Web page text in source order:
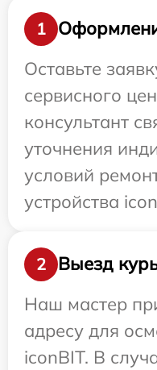
1
Оставьте
сервисного
консультант
уточнения
условий
устройства
2
Выезд
Наш мастер
адресу для
iconBIT. В